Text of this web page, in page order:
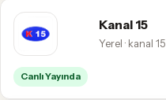
Kanal 15
Yerel · kanal
Canlı Yayında